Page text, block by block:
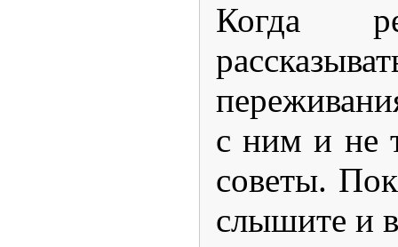
Когда
с ним и не
советы.
слышите и